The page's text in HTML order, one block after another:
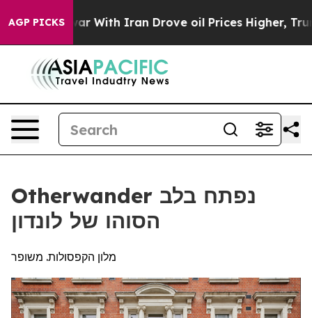
AGP PICKS
As war With Iran Drove oil Prices Higher, Trump
Otherwander נפתח בלב
הסוהו של לונדון
מלון הקפסולות. משופר